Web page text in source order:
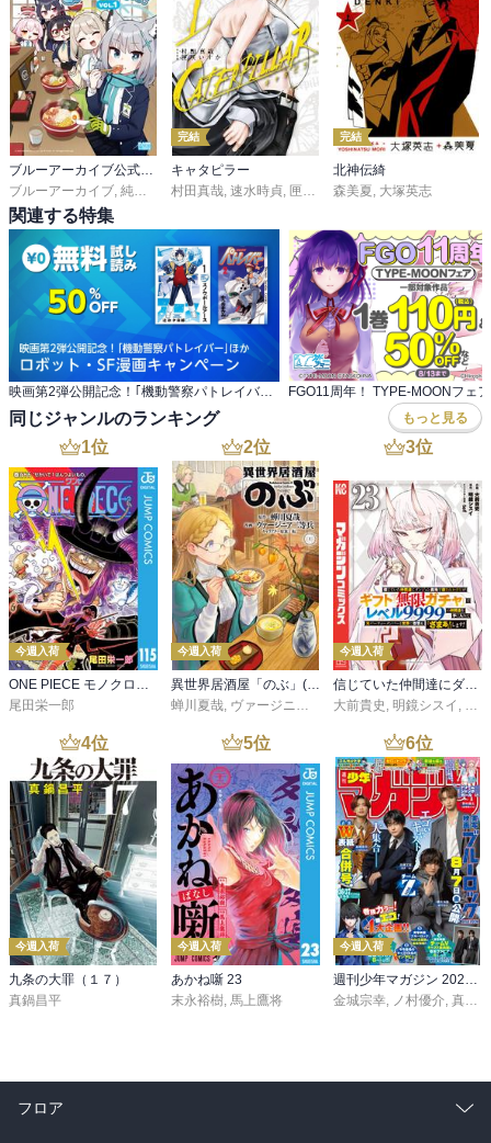
ブルーアーカイブ公式4コマ ぶるーあーかいぶっ！
ブルーアーカイブ, 純粋な不純物
完結
キャタピラー
村田真哉, 速水時貞, 匣咲いすか
完結
北神伝綺
森美夏, 大塚英志
関連する特集
映画第2弾公開記念！｢機動警察パトレイバー｣ほか ロボット・SF漫画キャンペーン FGO11周年！ TYPE-MOONフェア
同じジャンルのランキング もっと見る
1位
今週入荷
尾田栄一郎
2位
今週入荷
蝉川夏哉 ヴァージニア二等兵 ,転
3位
今週入荷
大前貴史 明鏡シスイ
4位
今週入荷
九条の大罪（１７）
真鍋昌平
5位
今週入荷
あかね噺 23
末永裕樹, 馬上鷹将
6位
今週入荷
週刊少年マガジン 2026年36・37号[2026年8月5日発売]
金城宗幸, ノ村優介, 真島ヒロ
フロア